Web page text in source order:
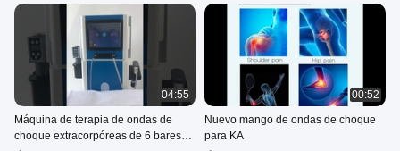
04:55
Máquina de terapia de ondas de
choque extracorpóreas de 6 bares
00:52
Nuevo mango de ondas de choque
para KA